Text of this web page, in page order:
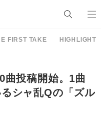
FIRST TAKE HIGHLIGHT
曲投稿開始。1曲
シャ乱Qの「ズル